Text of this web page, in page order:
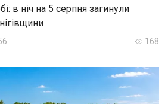
в ніч на 5 серпня загинули
168